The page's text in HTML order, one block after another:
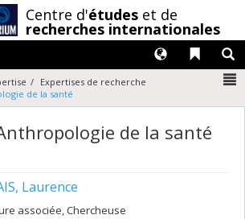
Centre d'études et de
recherches internationales
Liens
Langues
Expertises de recherche
de la santé
de la santé
Laurence
associée, Chercheuse